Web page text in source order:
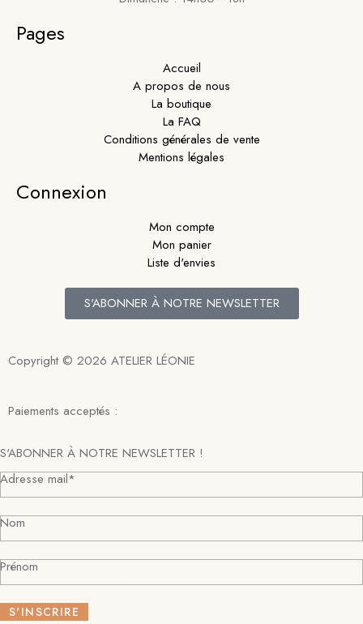
Pages
Accueil
A propos de nous
La boutique
La FAQ
Conditions générales de vente
Mentions légales
Connexion
Mon compte
Mon panier
Liste d'envies
S'ABONNER À NOTRE NEWSLETTER
Copyright © 2026 ATELIER LÉONIE
Paiements acceptés :
S'ABONNER À NOTRE NEWSLETTER !
Adresse mail*
Nom
Prénom